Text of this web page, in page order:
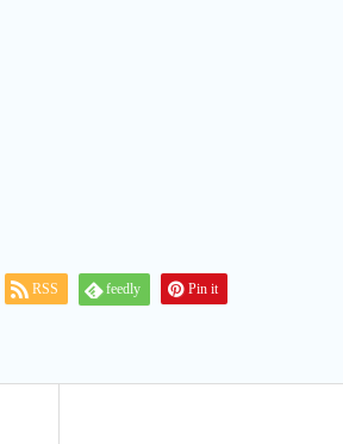
RSS feedly Pin it